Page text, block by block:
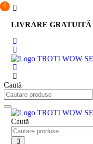
Sari
conținut
LIVRARE GRATUITĂ
0
Caută
Caută
0
0